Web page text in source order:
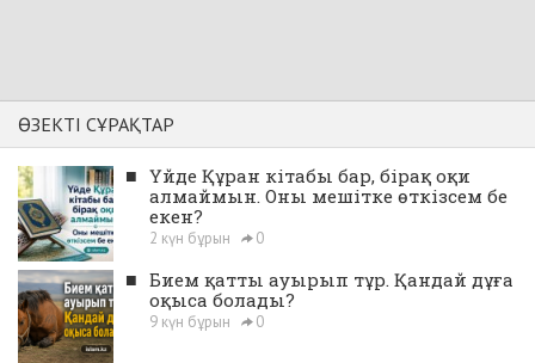
ӨЗЕКТІ СҰРАҚТАР
■ Үйде Құран кітабы бар, бірақ оқи
алмаймын. Оны мешітке өткізсем бе
екен?
2 күн бұрын 0
■ Бием қатты ауырып тұр. Қандай дұға
оқыса болады?
9 күн бұрын 0